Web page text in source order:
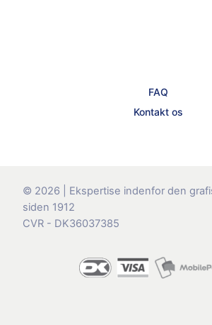
FAQ
Kontakt os
© 2026 | Ekspertise indenfor den
siden 1912
CVR - DK36037385